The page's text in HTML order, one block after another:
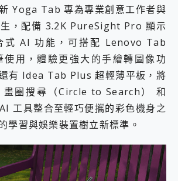
Yoga Tab 專為專業創意工作者與
，配備 3.2K PureSight Pro 顯示
式 AI 功能，可搭配 Lenovo Tab
用，體驗更強大的手繪轉圖像功
有 Idea Tab Plus 超輕薄平板，將
圈搜尋（Circle to Search） 和
工具整合至輕巧便攜的彩色機身之
學習與娛樂裝置樹立新標準。